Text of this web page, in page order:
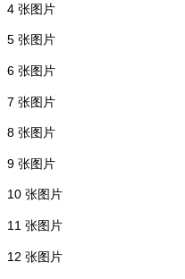
4 张图片
5 张图片
6 张图片
7 张图片
8 张图片
9 张图片
10 张图片
11 张图片
12 张图片